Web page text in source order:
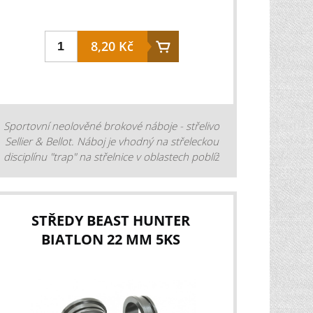
8,20 Kč
Sportovní neolověné brokové náboje - střelivo
Sellier & Bellot. Náboj je vhodný na střeleckou
disciplínu "trap" na střelnice v oblastech poblíž
m/s balení: 25 ks Cena je za 1 kus. Prodej
pouze celých balení. Prodej pouze po
předložení zbrojního průkazu. Nutný osobní
STŘEDY BEAST HUNTER
BIATLON 22 MM 5KS